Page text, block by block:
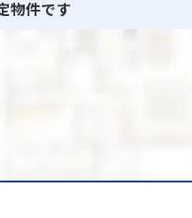
物件です